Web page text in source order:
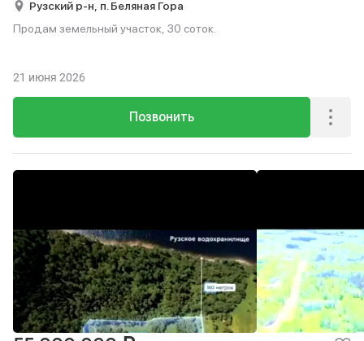
Рузский р-н, п. Беляная Гора
Продам земельный участок, 30 соток.
Позвонить
21 июня 2026